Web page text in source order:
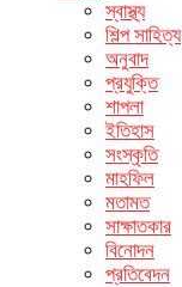
স্বাস্থ্য
শিল্প সাহিত্য
অনুবাদ
প্রযুক্তি
শাপলা
ইতিহাস
সংস্কৃতি
মাহফিল
মতামত
সাক্ষাতকার
বিনোদন
প্রতিবেদন